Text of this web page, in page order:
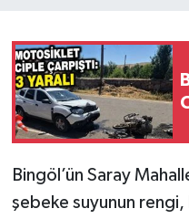
Bingöl’ün Saray
şebeke suyunun rengi,